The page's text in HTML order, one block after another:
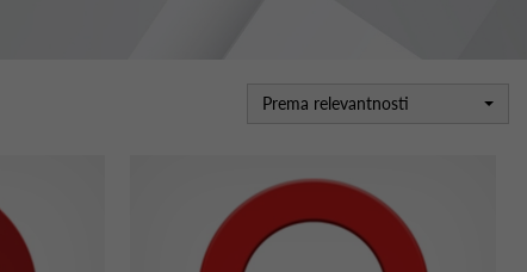
Prema relevantnosti